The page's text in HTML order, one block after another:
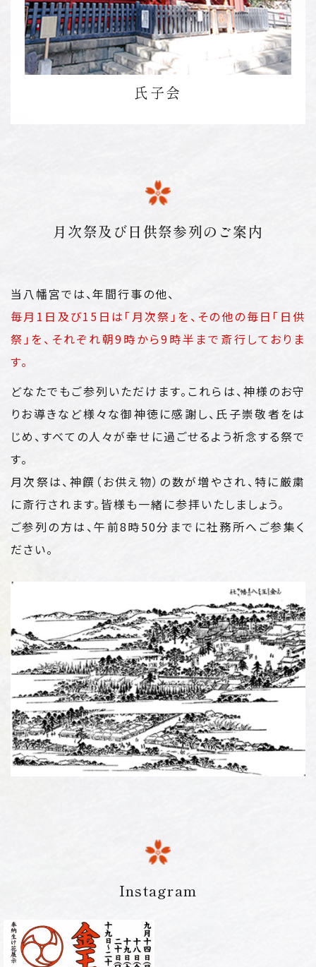
氏子会
月次祭及び日供祭参列のご案内
当八幡宮では、年間行事の他、
毎月1日及び15日は「月次祭」を、その他の毎日「日供
祭」を、 それぞれ朝9時から9時半まで斎行しておりま
す。
どなたでもご参列いただけます。これらは、神様のお守
りお導きなど様々な御神徳に感謝し、氏子崇敬者をは
じめ、すべての人々が幸せに過ごせるよう祈念する祭で
す。
月次祭は、神饌（お供え物）の数が増やされ、特に厳粛
に斎行されます。皆様も一緒に参拝いたしましょう。
ご参列の方は、午前8時50分までに社務所へご参集く
ださい。
Instagram